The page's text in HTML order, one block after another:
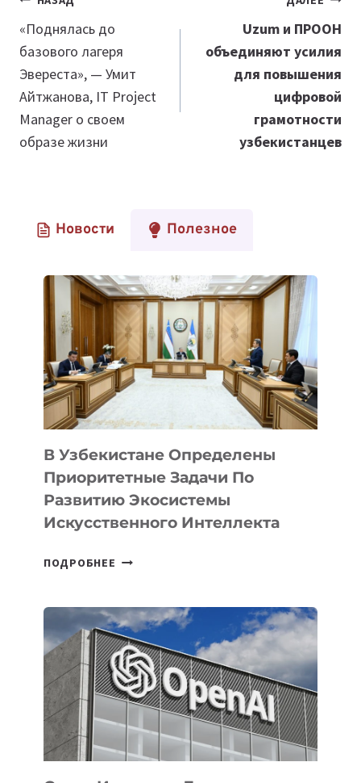
по
записям
«Поднялась до
базового лагеря
Эвереста», — Умит
Айтжанова, IT Project
Manager о своем
образе жизни
Uzum и ПРООН
объединяют усилия
для повышения
цифровой
грамотности
узбекистанцев
Новости Полезное
В Узбекистане Определены
Приоритетные Задачи По
Развитию Экосистемы
Искусственного Интеллекта
ПОДРОБНЕЕ
ПРИОРИТЕТНЫЕ
ЗАДАЧИ
ПО
РАЗВИТИЮ
ЭКОСИСТЕМЫ
ИСКУССТВЕННОГО
ИНТЕЛЛЕКТА